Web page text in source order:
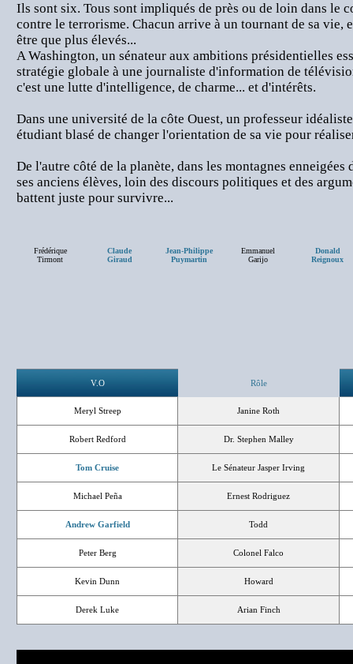
Ils sont six. Tous sont impliqués de près ou de loin dans le
contre le terrorisme. Chacun arrive à un tournant de sa vie,
être que plus élevés...
A Washington, un sénateur aux ambitions présidentielles
stratégie globale à une journaliste d'information de
c'est une lutte d'intelligence, de charme... et d'intérêts.
Dans une université de la côte Ouest, un professeur
étudiant blasé de changer l'orientation de sa vie pour
De l'autre côté de la planète, dans les montagnes
ses anciens élèves, loin des discours politiques et des
battent juste pour survivre...
Frédérique
Tirmont
Claude
Giraud
Jean-Philippe
Puymartin
Emmanuel
Garijo
Donald
Reignoux
V.O Rôle
Meryl Streep Janine Roth
Robert Redford Dr. Stephen Malley
Tom Cruise Le Sénateur Jasper Irving
Michael Peña Ernest Rodriguez
Andrew Garfield Todd
Peter Berg Colonel Falco
Kevin Dunn Howard
Derek Luke Arian Finch